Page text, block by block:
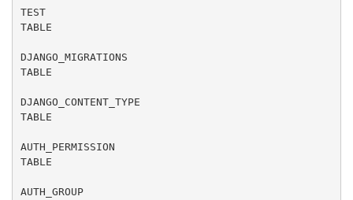
TEST
TABLE
DJANGO_MIGRATIONS
TABLE
DJANGO_CONTENT_TYPE
TABLE
AUTH_PERMISSION
TABLE
AUTH_GROUP